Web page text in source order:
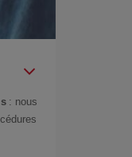
: nous